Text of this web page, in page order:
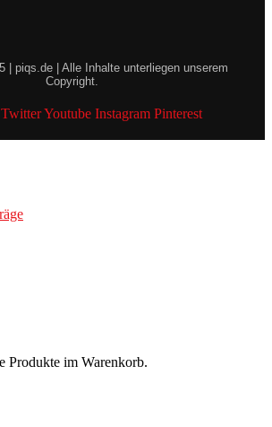
| piqs.de | Alle Inhalte unterliegen unserem
Copyright.
Twitter Youtube Instagram Pinterest
Produkte im Warenkorb.